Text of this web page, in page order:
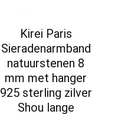
Kirei Paris
Sieradenarmband
natuurstenen 8
mm met hanger
925 sterling zilver
Shou lange